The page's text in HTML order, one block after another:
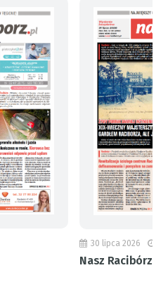
30 lipca 2026
Nasz Racibórz